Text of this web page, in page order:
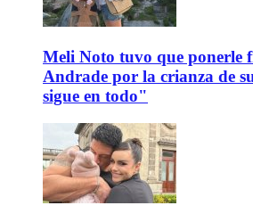
Meli Noto tuvo que ponerle
Andrade por la crianza de
sigue en todo"